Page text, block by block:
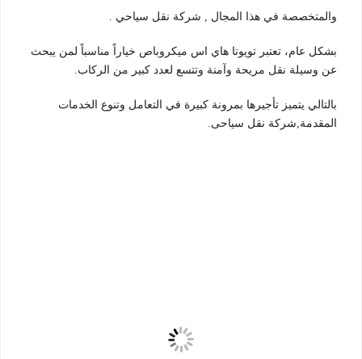
والمتخصصة في هذا المجال , شركة نقل سياحي .
بشكل عام، تعتبر تويوتا هاي اس ميكروباص خياراً مناسباً لمن يبحث
عن وسيلة نقل مريحة وآمنة وتتسع لعدد كبير من الركاب.
بالتالي يتميز تأجيرها بمرونة كبيرة في التعامل وتنوع الخدمات
المقدمة,شركة نقل سياحى.